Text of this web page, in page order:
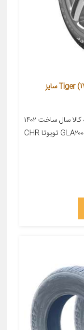
لاستیک خودرو کویر تایر مدل Tiger (17) KB66 سایز
معرفی محصول جزئیات محصول شناسه کالا سال ساخت ۱۴۰۲
مناسب برای خودرو ام وی ام X۳۳s بنز GLA۲۰۰ تویوتا CHR